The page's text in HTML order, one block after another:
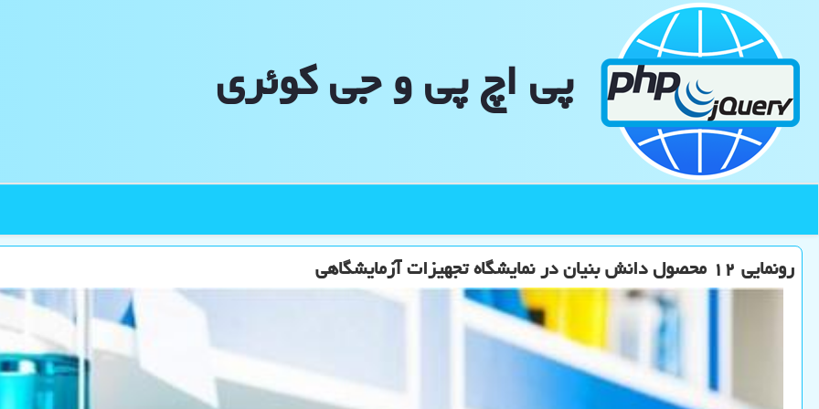
پی اچ پی و جی كوئری
رونمایی ۱۲ محصول دانش بنیان در نمایشگاه تجهیزات آزمایشگاهی